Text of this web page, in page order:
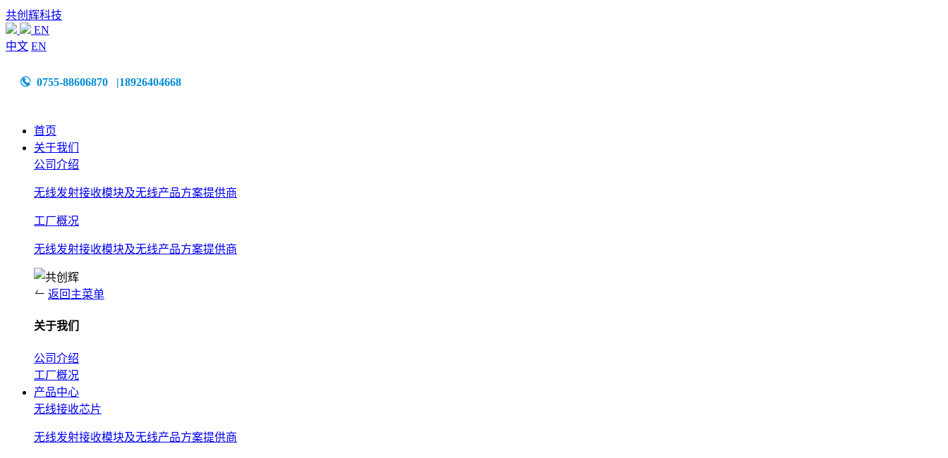
共创辉科技
EN
中文 EN
0755-88606870 |18926404668
首页
关于我们
公司介绍
无线发射接收模块及无线产品方案提供商
工厂概况
无线发射接收模块及无线产品方案提供商
返回主菜单
关于我们
公司介绍
工厂概况
产品中心
无线接收芯片
无线发射接收模块及无线产品方案提供商